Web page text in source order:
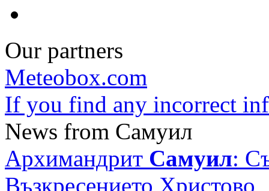
Our partners
Meteobox.com
If you find any incorrect
News from Самуил
Архимандрит Самуил:
Възкресението Христово